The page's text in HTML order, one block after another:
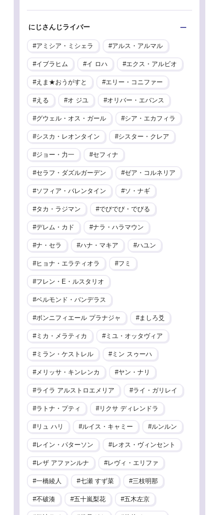
にじさんじライバー
アミシア・ミシェラ アルス・アルマル
イブラヒム イ ロハ エクス・アルビオ
えま★おうがすと エリー・コニファー
える オ ジユ オリバー・エバンス
グウェル・オス・ガール シア・エカフィラ
シスカ・レオンタイン シスター・クレア
ジョー・力一 セフィナ
セラフ・ダズルガーデン ゼア・コルネリア
ソフィア・バレンタイン ソ・ナギ
タカ・ラジマン でびでび・でびる
デレム・カド ナラ・ハラマウン
ナ・セラ ハナ・マキア ハユン
ヒョナ・エラティオラ フミ
フレン・E・ルスタリオ
ベルモンド・バンデラス
ボンニフィエール プラナジャ ましろ爻
ミカ・メラティカ ミユ・オッタヴィア
ミラン・ケストレル ミン スゥーハ
メリッサ・キンレンカ ヤン・ナリ
ライラ アルストロエメリア ライ・ガリレイ
ラトナ・プティ リクサ ディレンドラ
リュ ハリ ルイス・キャミー ルンルン
レイン・パターソン レオス・ヴィンセント
レザ アファンルナ レヴィ・エリファ
一橋綾人 七瀬 すず菜 三枝明那
不破湊 五十嵐梨花 五木左京